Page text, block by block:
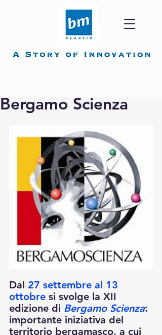
Bergamo Scienza
Dal 27 settembre al 13
ottobre si svolge la XII
edizione di Bergamo Scienza:
importante iniziativa del
territorio bergamasco, a cui